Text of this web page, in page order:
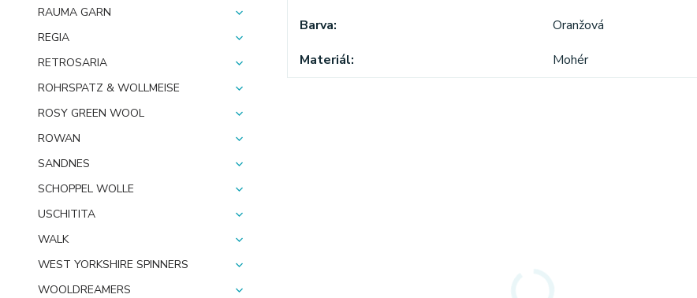
RAUMA GARN
REGIA
RETROSARIA
ROHRSPATZ & WOLLMEISE
ROSY GREEN WOOL
ROWAN
SANDNES
SCHOPPEL WOLLE
USCHITITA
WALK
WEST YORKSHIRE SPINNERS
WOOLDREAMERS
Barva
Oranžová
Materiál
Mohér